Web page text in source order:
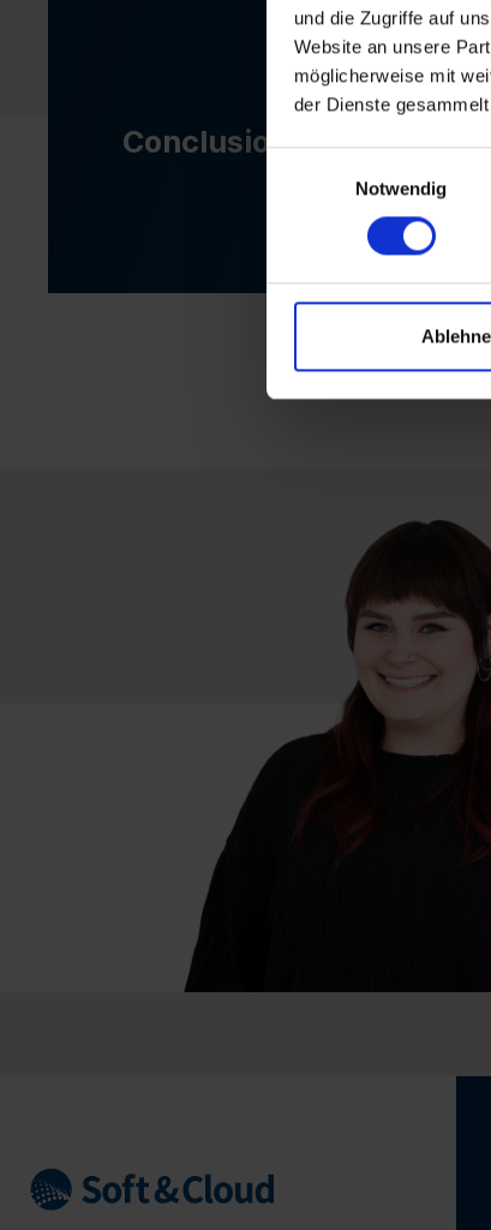
und die Zugriffe auf
Website an unsere
möglicherweise mit
der Dienste gesammelt
Notwendig
Conclusion